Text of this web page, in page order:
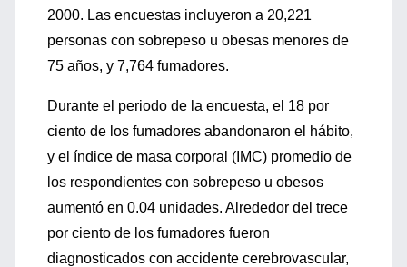
2000. Las encuestas incluyeron a 20,221
personas con sobrepeso u obesas menores de
75 años, y 7,764 fumadores.
Durante el periodo de la encuesta, el 18 por
ciento de los fumadores abandonaron el hábito,
y el índice de masa corporal (IMC) promedio de
los respondientes con sobrepeso u obesos
aumentó en 0.04 unidades. Alrededor del trece
por ciento de los fumadores fueron
diagnosticados con accidente cerebrovascular,